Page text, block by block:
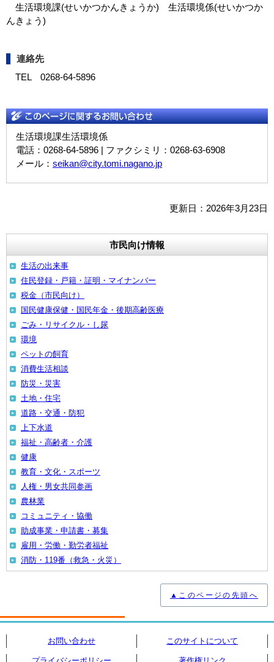
生活環境課(せいかつかんきょうか) 生活環境係(せいかつか
んきょう)
連絡先
TEL 0268-64-5896
生活環境課生活環境係
電話：0268-64-5896 | ファクシミリ：0268-63-6908
メール： seikan@city.tomi.nagano.jp
更新日：2026年3月23日
市民向け情報
生活の出来事
住民登録・戸籍・証明・マイナンバー
税金（市民向け）
国民健康保健・国民年金・後期高齢医療
ごみ・リサイクル・し尿
環境
ペットの飼育
消費生活相談
防災・災害
土地・住宅
道路・交通・防犯
上下水道
福祉・高齢者・介護
健康
教育・文化・スポーツ
人権・男女共同参画
農林業
コミュニティ・協働
助成事業・申請書・募集
雇用・労働・勤労者福祉
消防・119番（救急・火災）
▲このページの先頭へ
お問い合わせ このサイトについて